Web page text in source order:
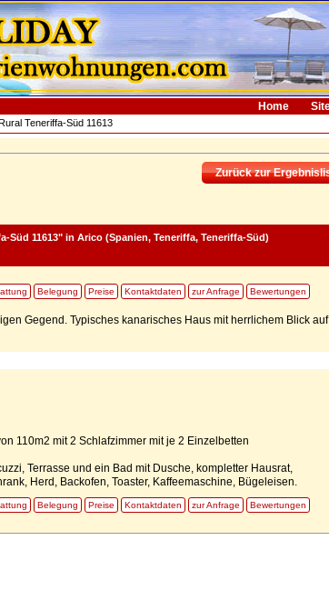
Home
Teneriffa-Süd 11613
Zurück zur
Süd 11613"in Arico (Spanien, Teneriffa, Teneriffa-Süd)
Belegung Preise Kontaktdaten zur Anfrage Bewertungen
Gegend. Typisches kanarisches Haus mit herrlichem Blick
110m2 mit 2 Schlafzimmer mit je 2 Einzelbetten
Terrasse und ein Bad mit Dusche, kompletter Hausrat,
Herd, Backofen, Toaster, Kaffeemaschine, Bügeleisen.
Belegung Preise Kontaktdaten zur Anfrage Bewertungen